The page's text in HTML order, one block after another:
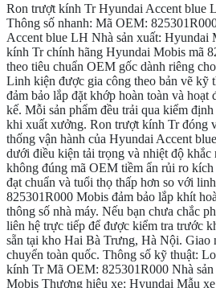
Ron trượt kính Tr Hyundai Accent blue
Thông số nhanh: Mã OEM:
Accent blue LH Nhà sản xuất: Hyundai
kính Tr chính hãng Hyundai Mobis mã
theo tiêu chuẩn OEM gốc dành riêng
Linh kiện được gia công theo bản vẽ kỹ
đảm bảo lắp đặt khớp hoàn toàn và hoạt
kế. Mỗi sản phẩm đều trải qua kiểm
khi xuất xưởng. Ron trượt kính Tr đóng
thống vận hành của Hyundai Accent
dưới điều kiện tải trọng và nhiệt độ
không đúng mã OEM tiềm ẩn rủi ro
đạt chuẩn và tuổi thọ thấp hơn so với
825301R000 Mobis đảm bảo lắp khít
thông số nhà máy. Nếu bạn chưa chắc
liên hệ trực tiếp để được kiểm tra trước
sẵn tại kho Hai Bà Trưng, Hà Nội. Giao
chuyển toàn quốc. Thông số kỹ thuật:
kính Tr Mã OEM: 825301R000 Nhà
Mobis Thương hiệu xe: Hyundai Mẫu